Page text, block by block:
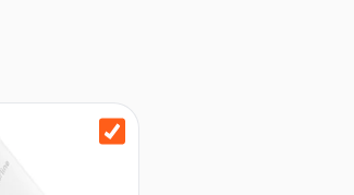
hohe Stabilität